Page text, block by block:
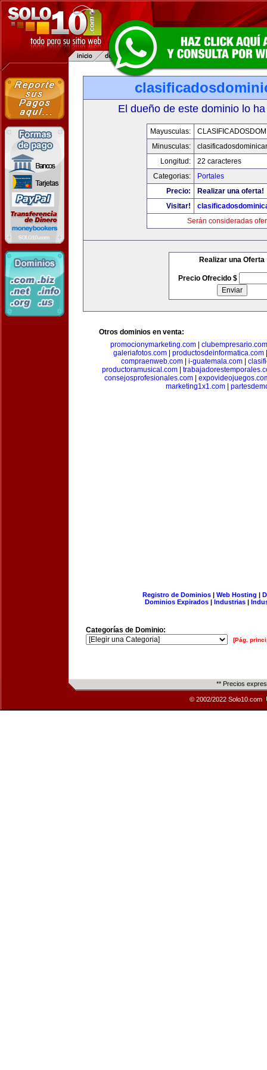
El dueño de este dominio lo
Mayusculas:
Minusculas:
Longitud:
22 caracteres
Categorias:
Portales
Precio:
Realizar una oferta!
Visitar!
Serán consideradas
Realizar una Oferta
Precio Ofrecido $
Otros dominios en venta:
promocionymarketing.com| clubempresario.com
galeriafotos.com
productosdeinformatica.com
compraenweb.com| i-guatemala.com|
productoramusical.com
consejosprofesionales.com|
marketing1x1.com
Registro de Dominios| Web Hosting |
Dominios Expirados | Industrias |
Categorías de Dominio:
[Pág.
** Precios
© 2002/2022 Solo10.com